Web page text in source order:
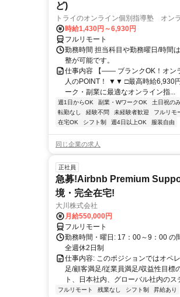
ど)
トライのオンライン個別指導塾 オン
時給1,430円～6,930円
フルリモート
勤務時間 担当科目や勤務曜日/時間
整が可能です。
仕事内容 【―― ブランクOK！オ
人のPOINT！ ▼▼ □最高時給6,930
ーク・副業に最適なオンライン指...
週1日からOK 副業・WワークOK 土日祝の
転勤なし
経験不問 未経験者歓迎 フルリモ
在宅OK
シフト制 週4日以上OK 服装自由
同じ企業の求人
正社員
急募!Airbnb Premium
境・完全在宅!
大川株式会社
月給550,000円
フルリモート
勤務時間・曜日: 17：00～9：00 の
全週休2日制
仕事内容: このポジションではオペ
足/顧客満足/従業員満足/収益性目標
ト、日本社内、グローバル社内のス
フルリモート 残業なし シフト制 昇給あり